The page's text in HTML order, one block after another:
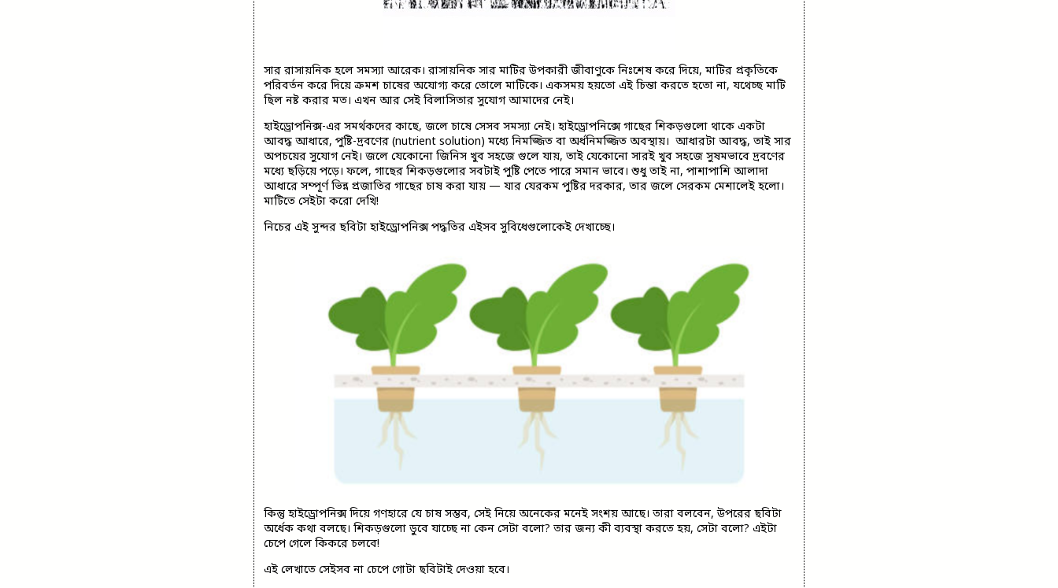
সার রাসায়নিক হলে সমস্যা আরেক। রাসায়নিক সার মাটির উপকারী জীবাণুকে নিঃশেষ করে দিয়ে, মাটির প্রকৃতিকে
পরিবর্তন করে দিয়ে ক্রমশ চাষের অযোগ্য করে তোলে মাটিকে। একসময় হয়তো এই চিন্তা করতে হতো না, যথেচ্ছ মাটি
ছিল নষ্ট করার মত। এখন আর সেই বিলাসিতার সুযোগ আমাদের নেই।
হাইড্রোপনিক্স-এর সমর্থকদের কাছে, জলে চাষে সেসব সমস্যা নেই। হাইড্রোপনিক্সে গাছের শিকড়গুলো থাকে একটা
আবদ্ধ আধারে, পুষ্টি-দ্রবণের (nutrient solution) মধ্যে নিমজ্জিত বা অর্ধনিমজ্জিত অবস্থায়। আধারটা আবদ্ধ, তাই সার
অপচয়ের সুযোগ নেই। জলে যেকোনো জিনিস খুব সহজে গুলে যায়, তাই যেকোনো সারই খুব সহজে সুষমভাবে দ্রবণের
মধ্যে ছড়িয়ে পড়ে। ফলে, গাছের শিকড়গুলোর সবটাই পুষ্টি পেতে পারে সমান ভাবে। শুধু তাই না, পাশাপাশি আলাদা
আধারে সম্পূর্ণ ভিন্ন প্রজাতির গাছের চাষ করা যায় — যার যেরকম পুষ্টির দরকার, তার জলে সেরকম মেশালেই হলো।
মাটিতে সেইটা করো দেখি!
নিচের এই সুন্দর ছবিটা হাইড্রোপনিক্স পদ্ধতির এইসব সুবিধেগুলোকেই দেখাচ্ছে।
কিন্তু হাইড্রোপনিক্স দিয়ে গণহারে যে চাষ সম্ভব, সেই নিয়ে অনেকের মনেই সংশয় আছে। তারা বলবেন, উপরের ছবিটা
অর্ধেক কথা বলছে। শিকড়গুলো ডুবে যাচ্ছে না কেন সেটা বলো? তার জন্য কী ব্যবস্থা করতে হয়, সেটা বলো? এইটা
চেপে গেলে কিকরে চলবে!
এই লেখাতে সেইসব না চেপে গোটা ছবিটাই দেওয়া হবে।